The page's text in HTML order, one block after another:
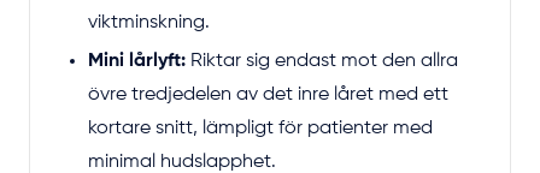
viktminskning.
Mini lårlyft: Riktar sig endast mot den allra
övre tredjedelen av det inre låret med ett
kortare snitt, lämpligt för patienter med
minimal hudslapphet.